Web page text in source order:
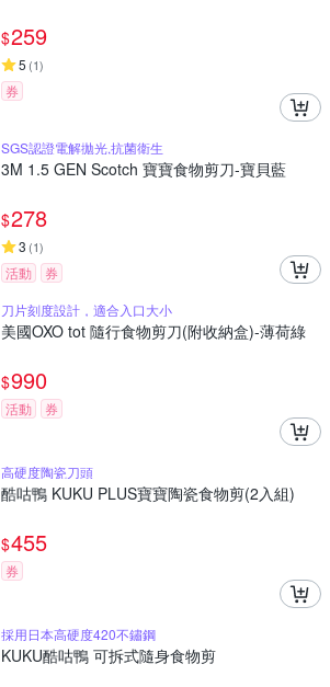
$259
5 (1)
券
SGS認證電解拋光,抗菌衛生
3M 1.5 GEN Scotch 寶寶食物剪刀-寶貝藍
$278
3 (1)
活動
券
刀片刻度設計，適合入口大小
美國OXO tot 隨行食物剪刀(附收納盒)-薄荷綠
$990
活動 券
高硬度陶瓷刀頭
酷咕鴨 KUKU PLUS寶寶陶瓷食物剪(2入組)
$455
券
採用日本高硬度420不鏽鋼
KUKU酷咕鴨 可拆式隨身食物剪